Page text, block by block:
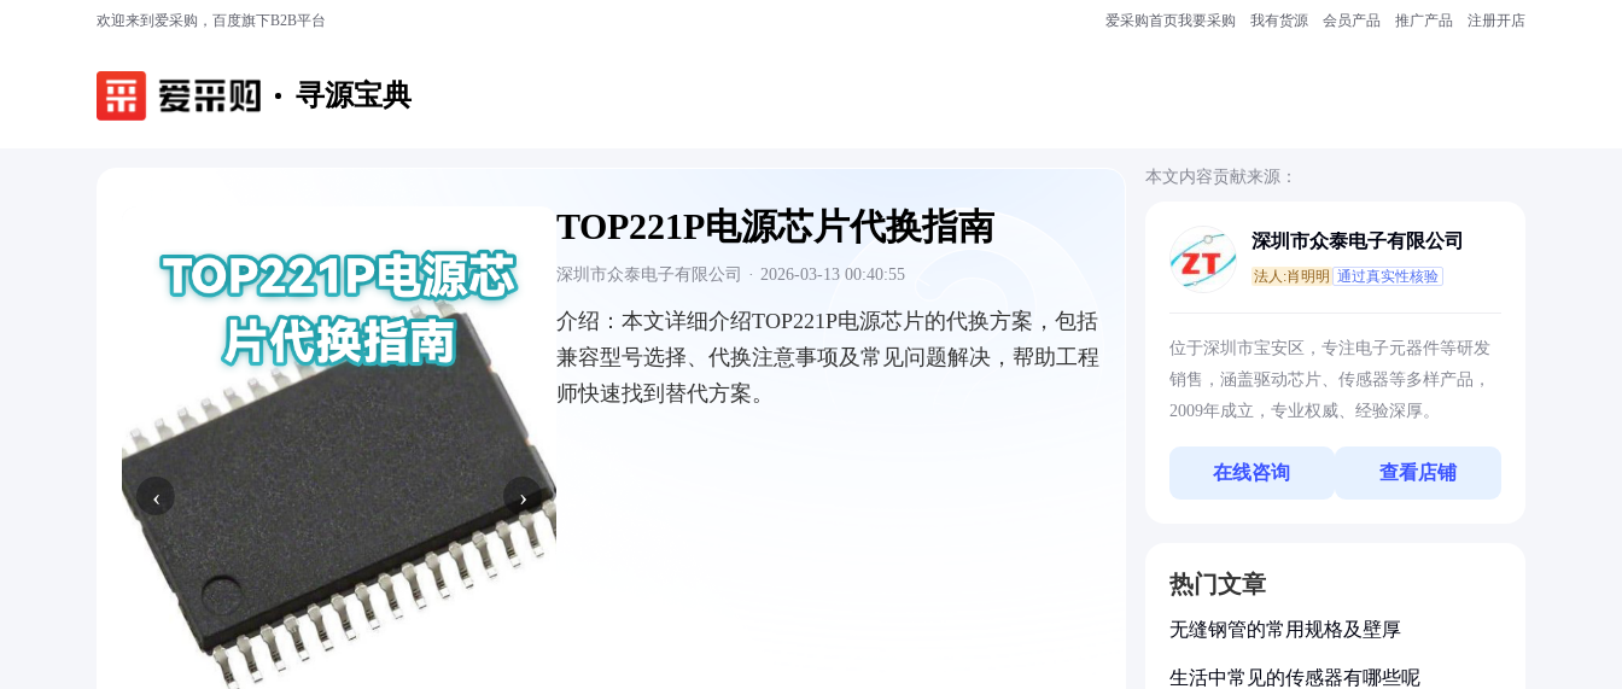
欢迎来到爱采购，百度旗下B2B平台 爱采购首页我要采购 我有货源 会员产品 推广产品 注册开店
寻源宝典
‹ ›
TOP221P电源芯片代换指南
深圳市众泰电子有限公司 · 2026-03-13 00:40:55
介绍： 本文详细介绍TOP221P电源芯片的代换方案，包括
兼容型号选择、代换注意事项及常见问题解决，帮助工程
师快速找到替代方案。
本文内容贡献来源：
深圳市众泰电子有限公司
法人:肖明明 通过真实性核验
位于深圳市宝安区，专注电子元器件等研发
销售，涵盖驱动芯片、传感器等多样产品，
2009年成立，专业权威、经验深厚。
在线咨询 查看店铺
热门文章
无缝钢管的常用规格及壁厚
生活中常见的传感器有哪些呢